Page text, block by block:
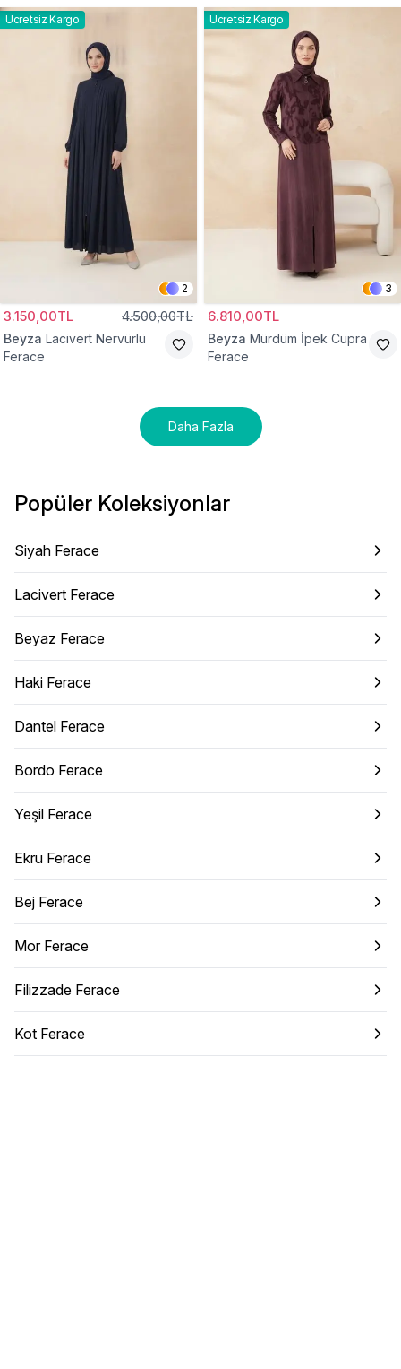
Ücretsiz Kargo
2
3.150,00TL 4.500,00TL
Beyza Lacivert Nervürlü
Ferace
Ücretsiz Kargo
3
6.810,00TL
Beyza Mürdüm İpek Cupra
Ferace
Daha Fazla
Popüler Koleksiyonlar
Siyah Ferace
Lacivert Ferace
Beyaz Ferace
Haki Ferace
Dantel Ferace
Bordo Ferace
Yeşil Ferace
Ekru Ferace
Bej Ferace
Mor Ferace
Filizzade Ferace
Kot Ferace